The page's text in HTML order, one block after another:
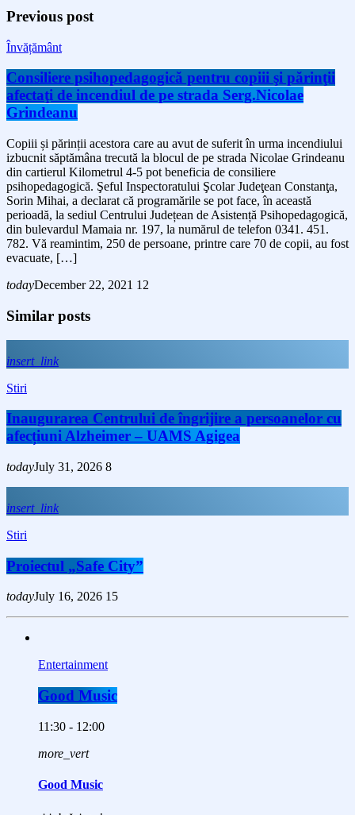
Previous post
Învățământ
Consiliere psihopedagogică pentru copiii şi părinţii
afectaţi de incendiul de pe strada Serg.Nicolae
Grindeanu
Copiii și părinții acestora care au avut de suferit în urma incendiului
izbucnit săptămâna trecută la blocul de pe strada Nicolae Grindeanu
din cartierul Kilometrul 4-5 pot beneficia de consiliere
psihopedagogică. Şeful Inspectoratului Şcolar Judeţean Constanţa,
Sorin Mihai, a declarat că programările se pot face, în această
perioadă, la sediul Centrului Județean de Asistență Psihopedagogică,
din bulevardul Mamaia nr. 197, la numărul de telefon 0341. 451.
782. Vă reamintim, 250 de persoane, printre care 70 de copii, au fost
evacuate, […]
todayDecember 22, 2021 12
Similar posts
insert_link
Stiri
Inaugurarea Centrului de îngrijire a persoanelor cu
afecțiuni Alzheimer – UAMS Agigea
todayJuly 31, 2026 8
insert_link
Stiri
Proiectul „Safe City”
todayJuly 16, 2026 15
Entertainment
Good Music
11:30 - 12:00
more_vert
Good Music